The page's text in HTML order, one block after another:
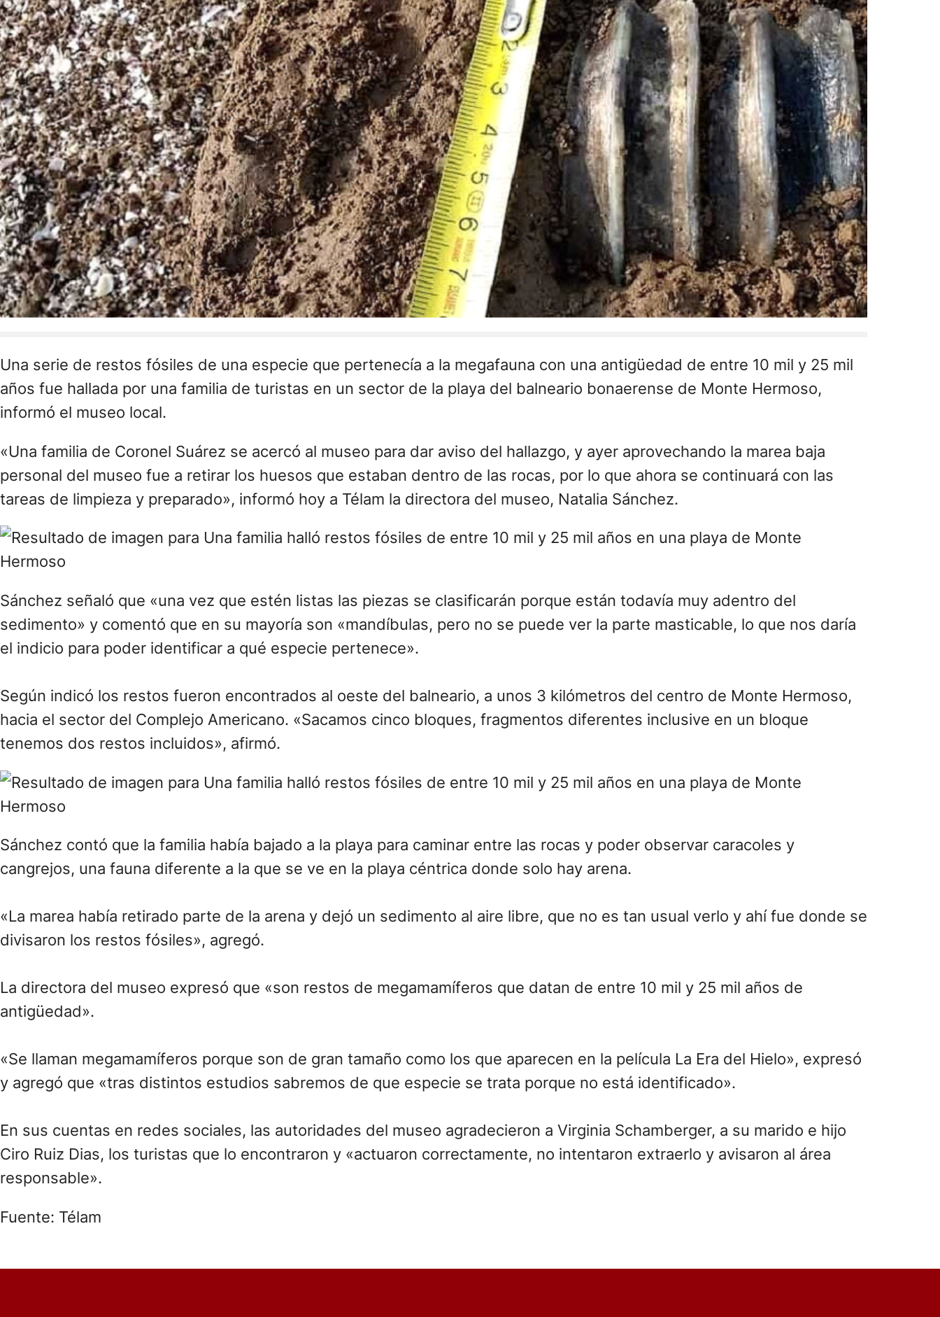
Una serie de restos fósiles de una especie que pertenecía a la megafauna con una antigüedad de entre 10 mil y 25 mil
años fue hallada por una familia de turistas en un sector de la playa del balneario bonaerense de Monte Hermoso,
informó el museo local.
«Una familia de Coronel Suárez se acercó al museo para dar aviso del hallazgo, y ayer aprovechando la marea baja
personal del museo fue a retirar los huesos que estaban dentro de las rocas, por lo que ahora se continuará con las
tareas de limpieza y preparado», informó hoy a Télam la directora del museo, Natalia Sánchez.
Sánchez señaló que «una vez que estén listas las piezas se clasificarán porque están todavía muy adentro del
sedimento» y comentó que en su mayoría son «mandíbulas, pero no se puede ver la parte masticable, lo que nos daría
el indicio para poder identificar a qué especie pertenece».
Según indicó los restos fueron encontrados al oeste del balneario, a unos 3 kilómetros del centro de Monte Hermoso,
hacia el sector del Complejo Americano. «Sacamos cinco bloques, fragmentos diferentes inclusive en un bloque
tenemos dos restos incluidos», afirmó.
Sánchez contó que la familia había bajado a la playa para caminar entre las rocas y poder observar caracoles y
cangrejos, una fauna diferente a la que se ve en la playa céntrica donde solo hay arena.
«La marea había retirado parte de la arena y dejó un sedimento al aire libre, que no es tan usual verlo y ahí fue donde se
divisaron los restos fósiles», agregó.
La directora del museo expresó que «son restos de megamamíferos que datan de entre 10 mil y 25 mil años de
antigüedad».
«Se llaman megamamíferos porque son de gran tamaño como los que aparecen en la película La Era del Hielo», expresó
y agregó que «tras distintos estudios sabremos de que especie se trata porque no está identificado».
En sus cuentas en redes sociales, las autoridades del museo agradecieron a Virginia Schamberger, a su marido e hijo
Ciro Ruiz Dias, los turistas que lo encontraron y «actuaron correctamente, no intentaron extraerlo y avisaron al área
responsable».
Fuente: Télam